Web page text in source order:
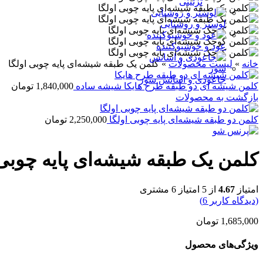
لوستر و روشنایی
عود و خوشبوکننده
جاعودی و اسانس سوز
خانه » لیست محصولات»کلمن یک طبقه شیشه‌ای پایه چوبی اولگا
کلمن شیشه ای دو طبقه طرح هایکا شیشه ساده 1,840,000 تومان
بازگشت به محصولات
کلمن دو طبقه شیشه‌ای پایه چوبی اولگا 2,250,000 تومان
کلمن یک طبقه شیشه‌ای پایه چوبی
امتیاز 4.67 از 5 امتیاز 6 مشتری
(دیدگاه کاربر 6
)
1,685,000 تومان
ویژگی‌های محصول